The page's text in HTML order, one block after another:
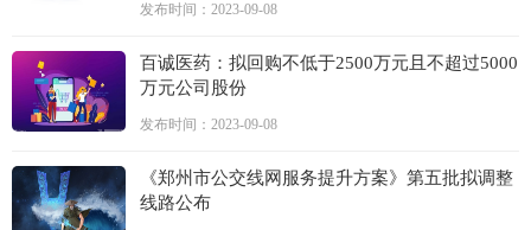
发布时间：2023-09-08
百诚医药：拟回购不低于2500万元且不超过5000
万元公司股份
发布时间：2023-09-08
《郑州市公交线网服务提升方案》第五批拟调整
线路公布